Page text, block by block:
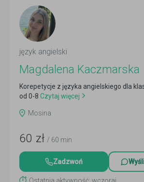
język angielski
Magdalena Kaczmarska
Korepetycje z języka angielskiego dla
od 0-8 Czytaj więcej
Mosina
60 zł / 60 min
Zadzwoń